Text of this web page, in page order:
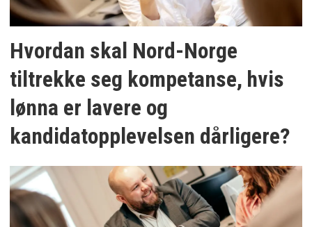
Hvordan skal Nord-Norge
tiltrekke seg kompetanse, hvis
lønna er lavere og
kandidatopplevelsen dårligere?